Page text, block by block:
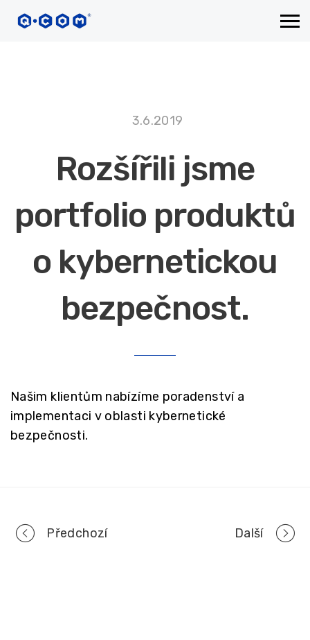
3.6.2019
Rozšířili jsme
portfolio produktů
o kybernetickou
bezpečnost.
Našim klientům nabízíme poradenství a
implementaci v oblasti kybernetické
bezpečnosti.
Portfolio
Předchozí Další